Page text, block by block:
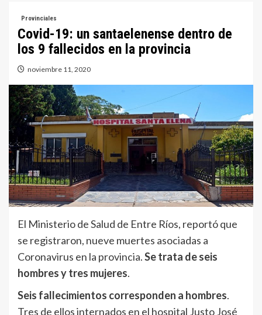
Provinciales
Covid-19: un santaelenense dentro de
los 9 fallecidos en la provincia
noviembre 11, 2020
El Ministerio de Salud de Entre Ríos, reportó que
se registraron, nueve muertes asociadas a
Coronavirus en la provincia.Se trata de seis
hombres y tres mujeres.
Seis fallecimientos corresponden a hombres.
Tres de ellos internados en el hospital Justo José